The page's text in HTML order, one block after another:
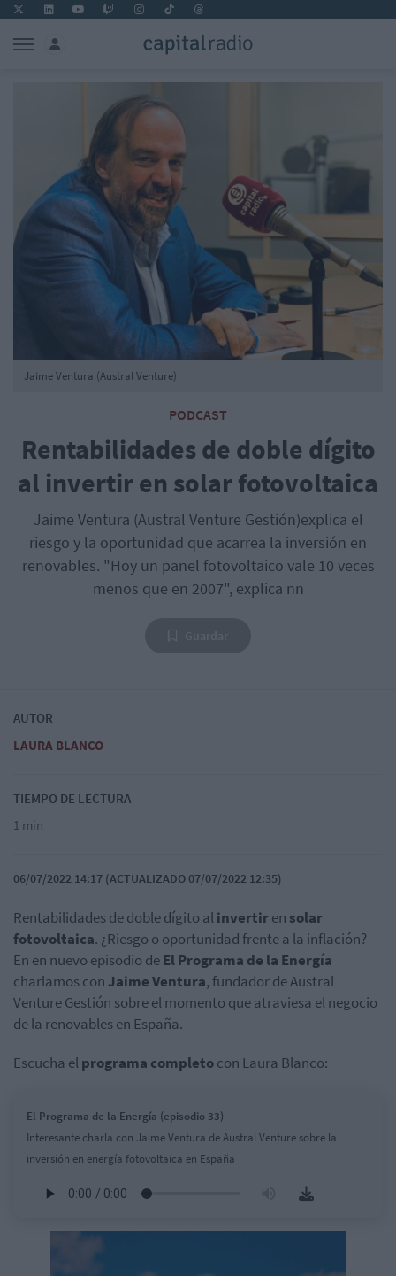
PODCAST
Rentabilidades de doble dígito
al invertir en solar fotovoltaica
Jaime Ventura (Austral Venture Gestión)explica el
riesgo y la oportunidad que acarrea la inversión en
renovables. "Hoy un panel fotovoltaico vale 10 veces
menos que en 2007", explica nn
Jaime Ventura (Austral Venture)
AUTOR
LAURA BLANCO
TIEMPO DE LECTURA
1 min
06/07/2022 14:17 (ACTUALIZADO 07/07/2022 12:35)
Rentabilidades de doble dígito alinvertiren solar
fotovoltaica. ¿Riesgo o oportunidad frente a la inflación?
En en nuevo episodio deEl Programa de la Energía
charlamos con Jaime Ventura, fundador de Austral
Venture Gestión sobre el momento que atraviesa el negocio
de la renovables en España.
Escucha elprograma completocon Laura Blanco:
El Programa de la Energía (episodio 33)
Interesante charla con Jaime Ventura de Austral Venture sobre la
inversión en energía fotovoltaica en España